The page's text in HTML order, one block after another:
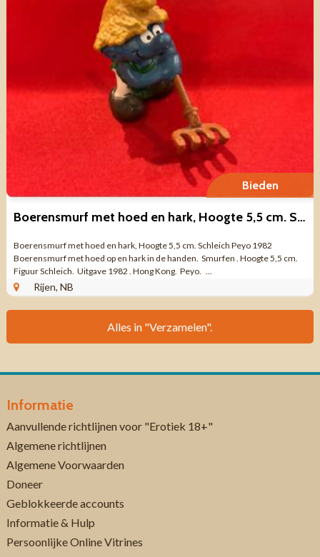
Bieden
Boerensmurf met hoed en hark, Hoogte 5,5 cm. Schleich Peyo 1982
Boerensmurf met hoed en hark, Hoogte 5,5 cm. Schleich Peyo 1982
Boerensmurf met hoed op en hark in de handen. Smurfen . Hoogte 5,5 cm.
Figuur Schleich. Uitgave 1982 . Hong Kong. Peyo. ...
Rijen, NB
Alles in "Verzamelen".
Informatie
Aanvullende richtlijnen voor "Erotiek 18+"
Algemene richtlijnen
Algemene Voorwaarden
Doneer
Geblokkeerde accounts
Informatie & Hulp
Persoonlijke Online Vitrines